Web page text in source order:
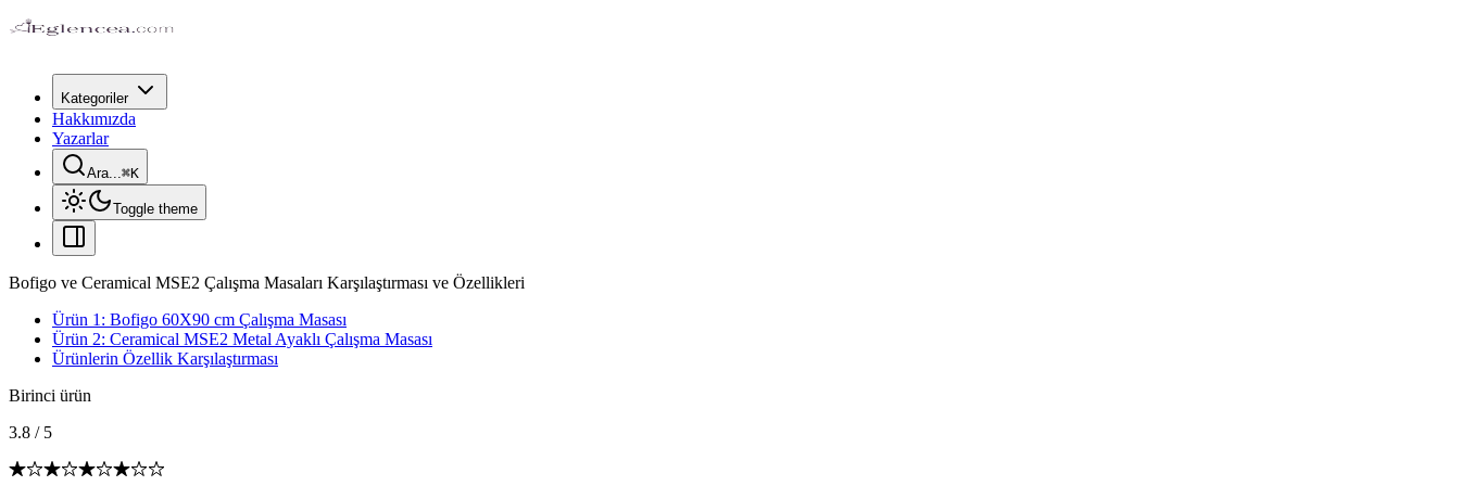
Kategoriler
Hakkımızda
Yazarlar
Ara...⌘K
Toggle theme
Bofigo ve Ceramical MSE2 Çalışma Masaları Karşılaştırması ve Özellikleri
Ürün 1: Bofigo 60X90 cm Çalışma Masası
Ürün 2: Ceramical MSE2 Metal Ayaklı Çalışma Masası
Ürünlerin Özellik Karşılaştırması
Birinci ürün
3.8 / 5